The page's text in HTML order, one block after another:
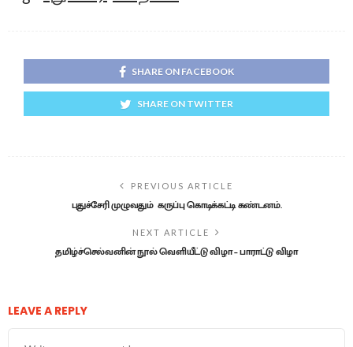
SHARE ON FACEBOOK
SHARE ON TWITTER
PREVIOUS ARTICLE
புதுச்சேரி முழுவதும் கருப்பு கொடிக்கட்டி கண்டனம்.
NEXT ARTICLE
தமிழ்ச்செல்வனின் நூல் வெளியீட்டு விழா – பாராட்டு விழா
LEAVE A REPLY